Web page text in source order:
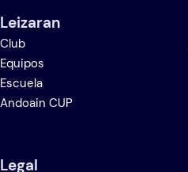
Leizaran
Club
Equipos
Escuela
Andoain CUP
Legal